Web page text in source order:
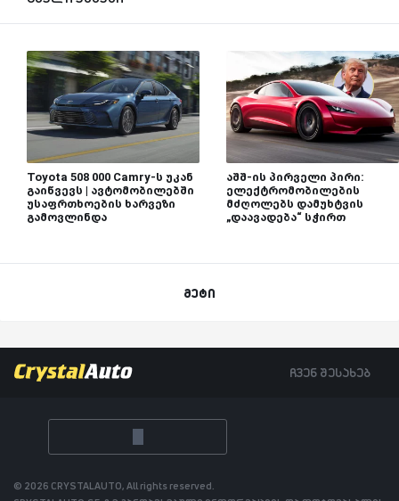
Toyota 508 000 Camry-ს უკან
გაიწვევს | ავტომობილებში
უსაფრთხოების ხარვეზი
გამოვლინდა
აშშ-ის პირველი პირი:
ელექტრომობილების
მძღოლებს დამუხტვის
„დაავადება“ სჭირთ
მეტი
ჩვენ შესახებ
© 2026 CRYSTALAUTO, All rights reserved.